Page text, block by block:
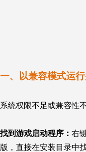
一、以兼容模式运
系统权限不足或兼容性
找到游戏启动程序： 右
版，直接在安装目录中